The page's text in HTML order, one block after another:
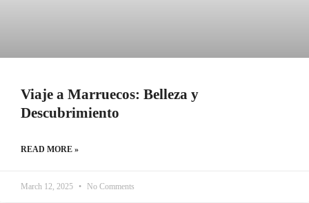
Viaje a Marruecos: Belleza y
Descubrimiento
READ MORE »
March 12, 2025 No Comments